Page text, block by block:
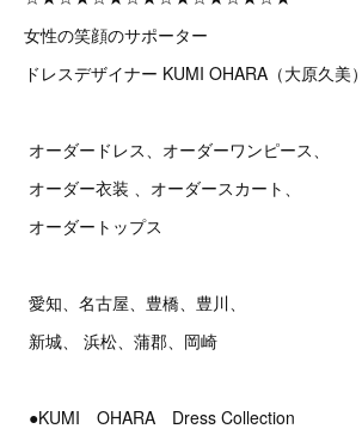
女性の笑顔のサポーター
ドレスデザイナー KUMI OHARA（大原久美）
オーダードレス、オーダーワンピース、
オーダー衣装 、オーダースカート、
オーダートップス
愛知、名古屋、豊橋、豊川、
新城、 浜松、蒲郡、岡崎
●KUMI OHARA Dress Collection